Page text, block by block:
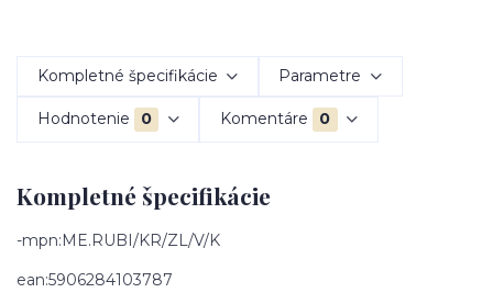
Kompletné špecifikácie Parametre
Hodnotenie 0 Komentáre 0
Kompletné špecifikácie
-mpn:ME.RUBI/KR/ZL/V/K
ean:5906284103787